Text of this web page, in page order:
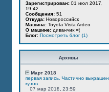
Зарегистрирован: 01 июл 2017,
19:42
Сообщения: 51
Откуда: Новороссийск
Машина: Toyota Vista Ardeo
О машине: диванчик =)
Блог: Посмотреть блог (1)
Архивы
Март 2018
первая запись. Частично выкрашен
кузов
07 мар 2018, 23:59